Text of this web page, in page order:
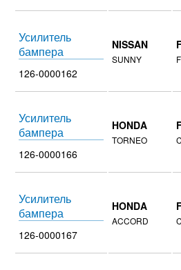
Усилитель
бампера
126-0000162
NISSAN
SUNNY
Усилитель
бампера
126-0000166
HONDA
TORNEO
Усилитель
бампера
126-0000167
HONDA
ACCORD